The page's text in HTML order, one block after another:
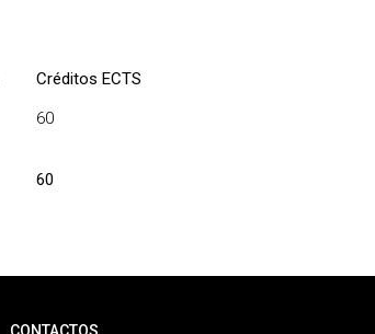
Créditos ECTS
60
60